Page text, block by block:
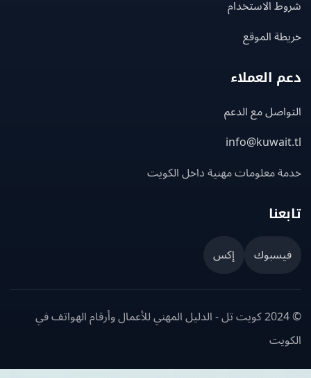
الاستخدام
الموقع
العملاء
مع الدعم
معلومات مهنية داخل الكويت
إكس
© 2024 كويت تل - الدليل المهني للأعمال وأرقام الهواتف في